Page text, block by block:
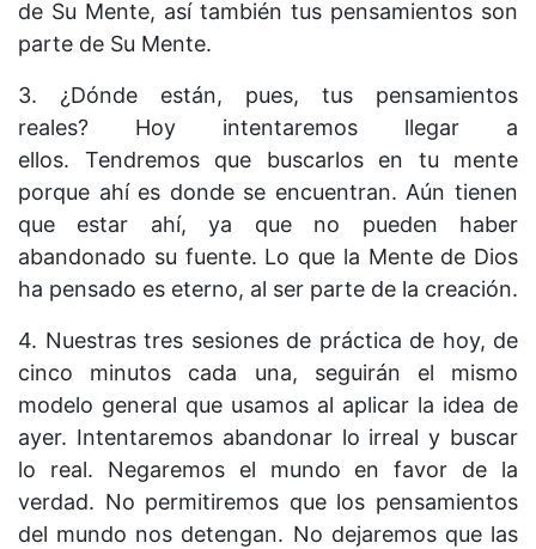
de Su Mente, así también tus pensamien­tos son
parte de Su Mente.
3. ¿Dónde están, pues, tus pensamientos
reales? Hoy intentaremos llegar a
ellos. Tendremos que buscarlos en tu mente
porque ahí es donde se encuentran. Aún tienen
que estar ahí, ya que no pueden haber
abandonado su fuente. Lo que la Mente de Dios
ha pensado es eterno, al ser parte de la creación.
4. Nuestras tres sesiones de práctica de hoy, de
cinco minutos cada una, seguirán el mismo
modelo general que usamos al aplicar la idea de
ayer. Intentaremos abandonar lo irreal y buscar
lo real. Negaremos el mundo en favor de la
verdad. No permitiremos que los pensamientos
del mundo nos detengan. No dejaremos que las